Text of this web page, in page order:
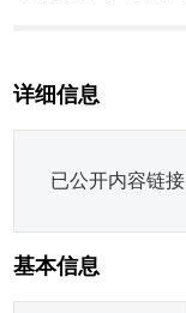
详细信息
已公开内容链接
基本信息